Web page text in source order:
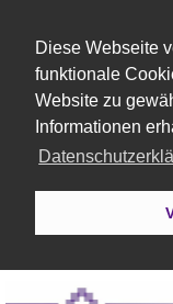
Diese Webseite
funktionale
Website zu
Informationen